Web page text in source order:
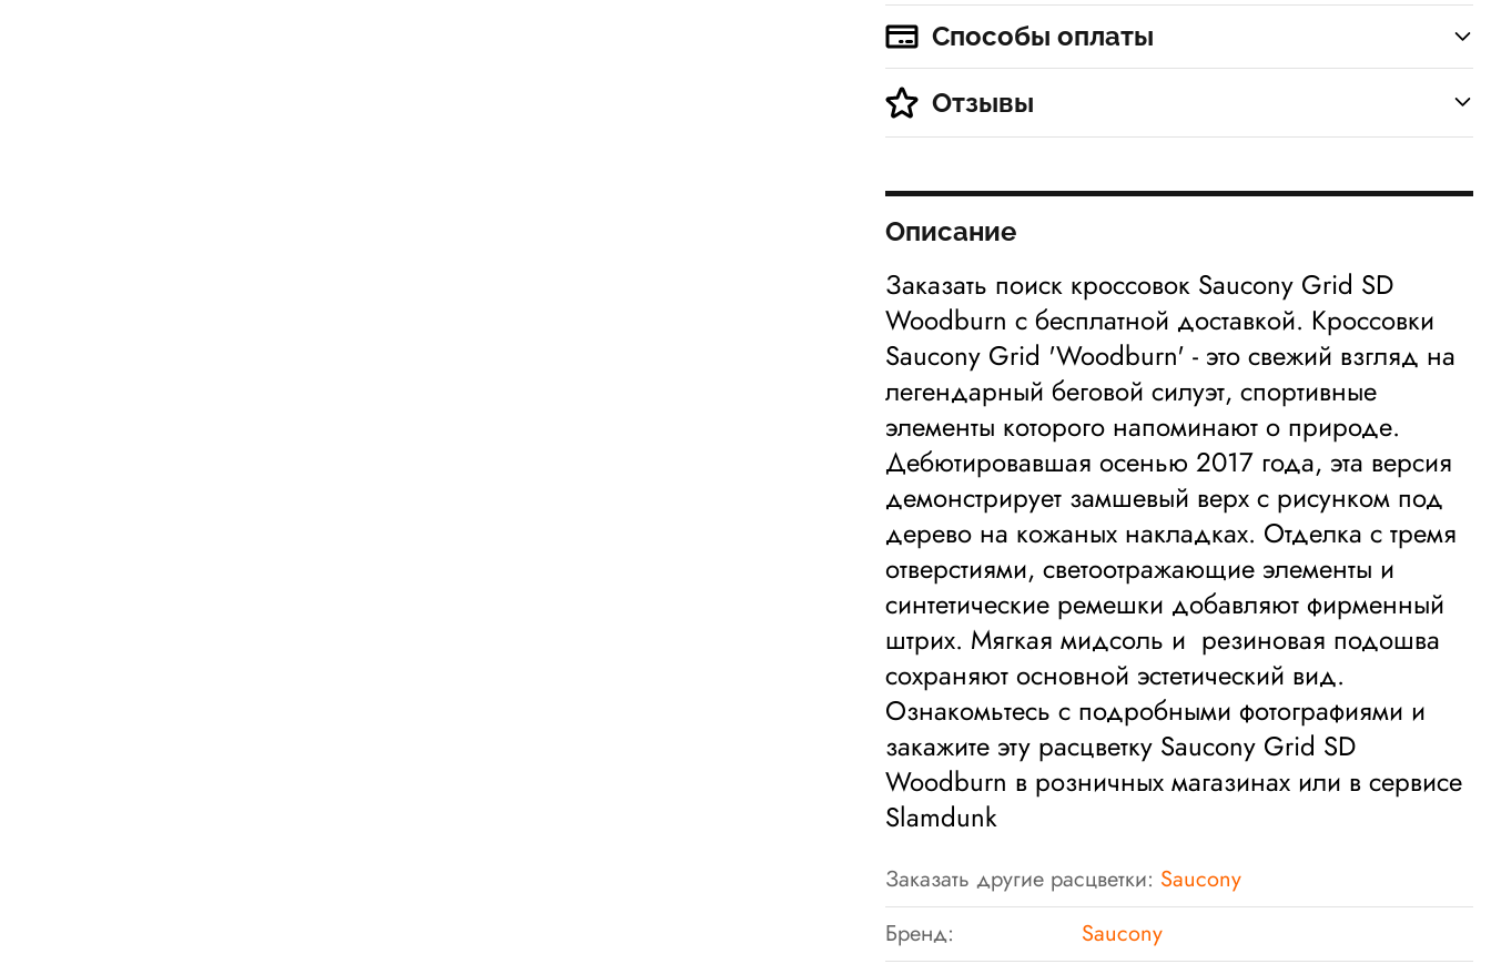
Способы оплаты
Отзывы
Описание
Заказать поиск кроссовок Saucony Grid SD
Woodburn с бесплатной доставкой. Кроссовки
Saucony Grid 'Woodburn' - это свежий взгляд на
легендарный беговой силуэт, спортивные
элементы которого напоминают о природе.
Дебютировавшая осенью 2017 года, эта версия
демонстрирует замшевый верх с рисунком под
дерево на кожаных накладках. Отделка с тремя
отверстиями, светоотражающие элементы и
синтетические ремешки добавляют фирменный
штрих. Мягкая мидсоль и резиновая подошва
сохраняют основной эстетический вид.
Ознакомьтесь с подробными фотографиями и
закажите эту расцветку Saucony Grid SD
Woodburn в розничных магазинах или в сервисе
Slamdunk
Заказать другие расцветки: Saucony
Бренд:
Saucony